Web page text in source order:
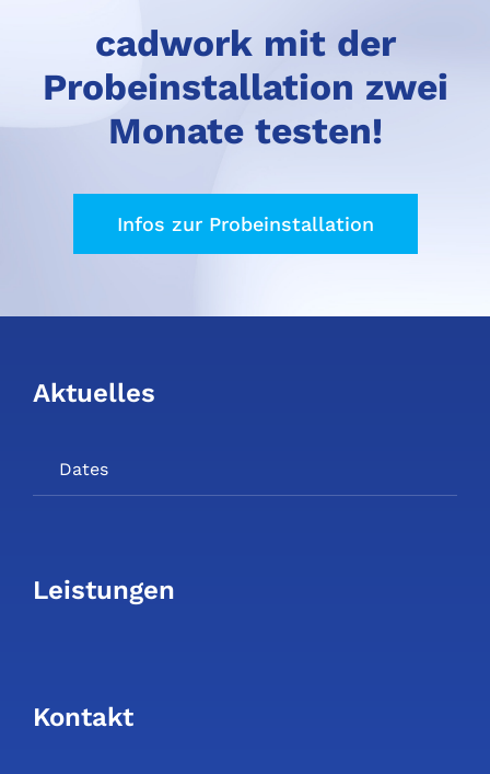
cadwork mit der
Probeinstallation zwei
Monate testen!
Infos zur Probeinstallation
Aktuelles
Dates
Leistungen
Kontakt